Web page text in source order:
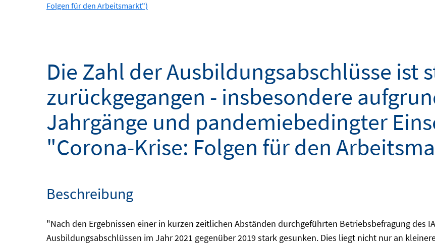
Folgen für den Arbeitsmarkt")
Die Zahl der Ausbildungsabschlüsse ist
zurückgegangen - insbesondere
Jahrgänge und pandemiebedingter
"Corona-Krise: Folgen für den
Beschreibung
"Nach den Ergebnissen einer in kurzen zeitlichen Abständen durchgeführten Betriebsbefragung des
Ausbildungsabschlüssen im Jahr 2021 gegenüber 2019 stark gesunken. Dies liegt nicht nur an